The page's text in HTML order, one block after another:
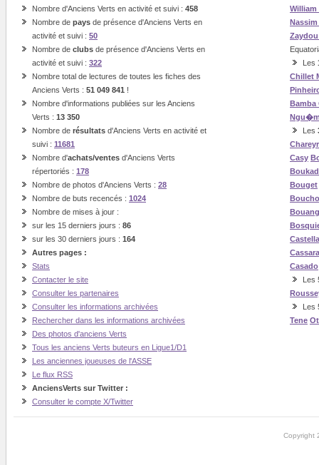
Nombre d'Anciens Verts en activité et suivi : 458
Nombre de pays de présence d'Anciens Verts en
activité et suivi : 50
Nombre de clubs de présence d'Anciens Verts en
activité et suivi : 322
Nombre total de lectures de toutes les fiches des
Anciens Verts : 51 049 841 !
Nombre d'informations publiées sur les Anciens
Verts : 13 350
Nombre de résultats d'Anciens Verts en activité et
suivi : 11681
Nombre d'achats/ventes d'Anciens Verts
répertoriés : 178
Nombre de photos d'Anciens Verts : 28
Nombre de buts recencés : 1024
Nombre de mises à jour :
sur les 15 derniers jours : 86
sur les 30 derniers jours : 164
Autres pages :
Stats
Contacter le site
Consulter les partenaires
Consulter les informations archivées
Rechercher dans les informations archivées
Des photos d'anciens Verts
Tous les anciens Verts buteurs en Ligue1/D1
Les anciennes joueuses de l'ASSE
Le flux RSS
AnciensVerts sur Twitter :
Consulter le compte X/Twitter
William
Les
Chillet
Bamba
Les
Casy
Bouget
Cassara
Casado
Les
Les
Tene
Copyright